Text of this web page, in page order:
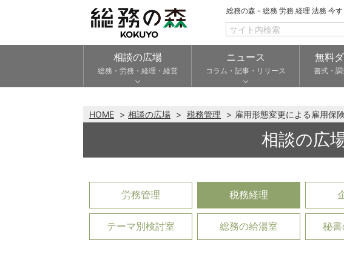
総務の森 - 総務 労務 経理 法務 今す
相談の広場
総務・労務・経理・経営
ニュース
コラム・記事・リリース
無料
書式・
HOME 相談の広場 税務管理 雇用形態変更による雇用保
相談の広
労務管理 税務経理
テーマ別検討室 総務の給湯室 秘